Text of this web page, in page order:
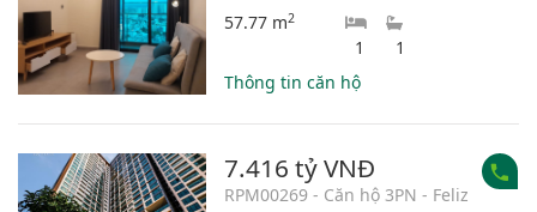
57.77 m2
1
1
Thông tin căn hộ
7.416 tỷ VNĐ
RPM00269 - Căn hộ 3PN - Feliz